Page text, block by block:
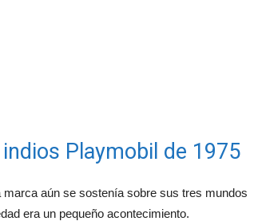
Playmobil de 1975
aún se sostenía sobre sus tres mundos
era un pequeño acontecimiento.